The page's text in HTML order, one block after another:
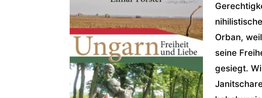
Orban,
seine
gesiegt.